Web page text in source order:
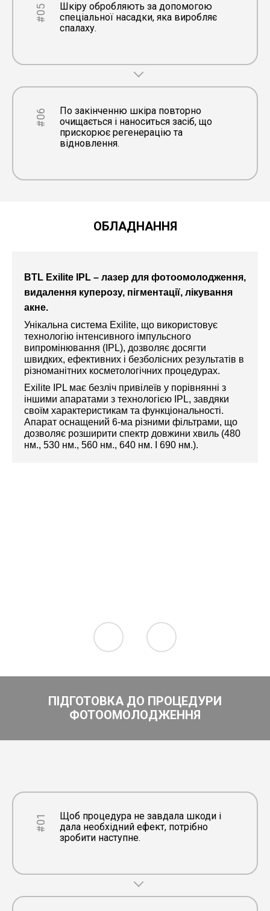
#05
Шкіру обробляють за допомогою
спеціальної насадки, яка виробляє
спалаху.
#06
По закінченню шкіра повторно
очищається і наноситься засіб, що
прискорює регенерацію та
відновлення.
ОБЛАДНАННЯ
BTL Exilite IPL – лазер для фотоомолодження,
видалення куперозу, пігментації, лікування
акне.
Унікальна система Exilite, що використовує
технологію інтенсивного імпульсного
випромінювання (IPL), дозволяє досягти
швидких, ефективних і безболісних результатів в
різноманітних косметологічних процедурах.
Exilite IPL має безліч привілеїв у порівнянні з
іншими апаратами з технологією IPL, завдяки
своїм характеристикам та функціональності.
Апарат оснащений 6-ма різними фільтрами, що
дозволяє розширити спектр довжини хвиль (480
нм., 530 нм., 560 нм., 640 нм. І 690 нм.).
ПІДГОТОВКА ДО ПРОЦЕДУРИ
ФОТООМОЛОДЖЕННЯ
#01
Щоб процедура не завдала шкоди і
дала необхідний ефект, потрібно
зробити наступне.